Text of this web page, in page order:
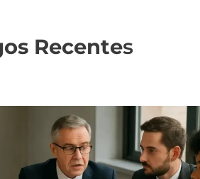
Recentes